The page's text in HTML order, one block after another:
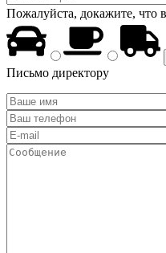
Пожалуйста, докажите, что
Письмо директору